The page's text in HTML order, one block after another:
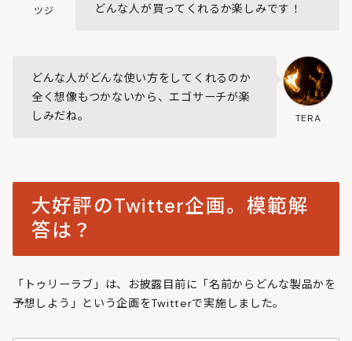
ツジ
どんな人が買ってくれるか楽しみです！
TERA
どんな人がどんな使い方をしてくれるのか
全く想像もつかないから、エゴサーチが楽
しみだね。
大好評のTwitter企画。模範解
答は？
「トゥリーラブ」は、お披露目前に「名前からどんな製品かを
予想しよう」という企画をTwitterで実施しました。